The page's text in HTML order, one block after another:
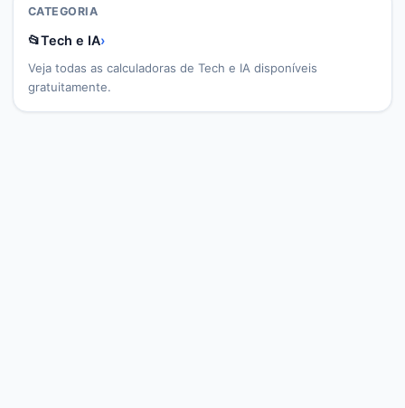
CATEGORIA
📂Tech e IA›
Veja todas as calculadoras de Tech e IA disponíveis
gratuitamente.